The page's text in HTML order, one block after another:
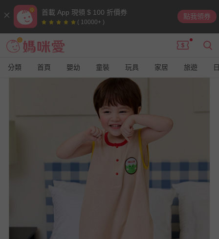
首載 App 現領 $ 100 折價券
( 10000+ )
點我領券
分類 首頁 嬰幼 童裝 玩具 家居 旅遊